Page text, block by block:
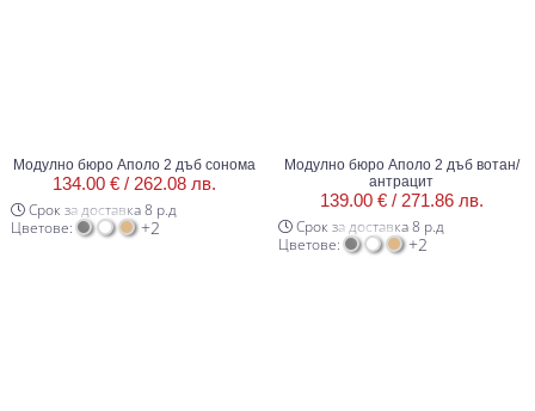
Модулно бюро Аполо 2 дъб сонома
134.00 € / 262.08 лв.
Срок за доставка 8 р.д
Цветове:
+2
Модулно бюро Аполо 2 дъб вотан/
антрацит
139.00 € / 271.86 лв.
Срок за доставка 8 р.д
Цветове:
+2